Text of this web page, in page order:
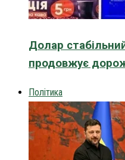
Долар
продовжує
Політика